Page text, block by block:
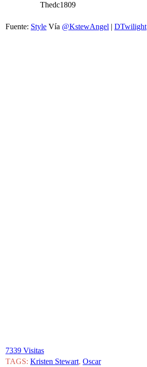
Thedc1809
Fuente: Style Vía @KstewAngel | DTwilight
7339 Visitas
TAGS: Kristen Stewart, Oscar